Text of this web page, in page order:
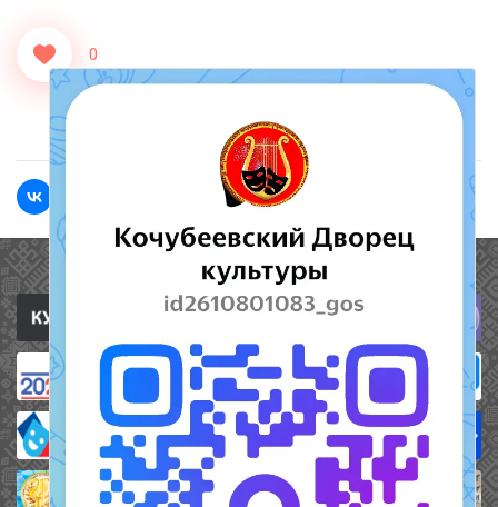
0
Полезные ссылки